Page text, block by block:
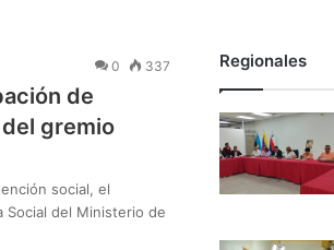
0 337
de
gremio
social, el
Social del Ministerio de
Regionales